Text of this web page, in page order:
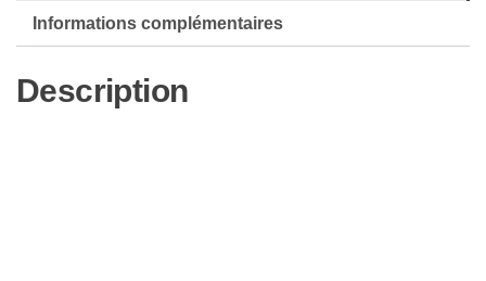
Informations complémentaires
Description